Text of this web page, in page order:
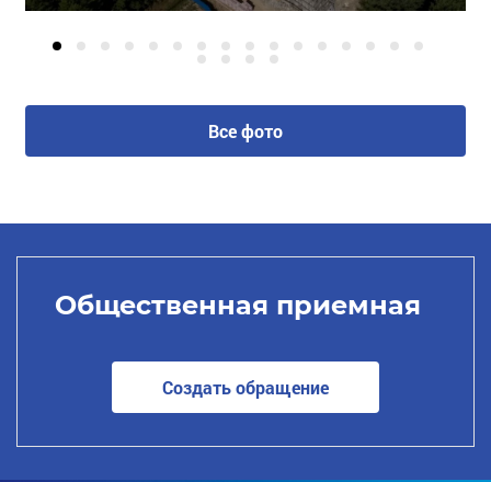
Все фото
Общественная приемная
Создать обращение